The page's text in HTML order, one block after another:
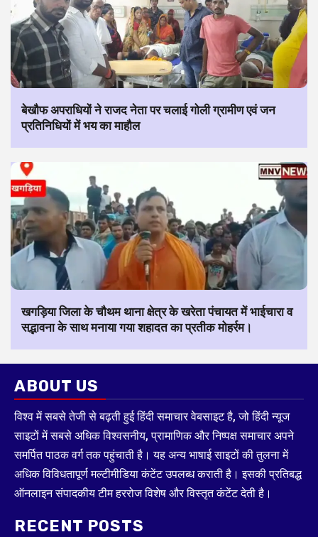
बेखौफ अपराधियों ने राजद नेता पर चलाई गोली ग्रामीण एवं जन
प्रतिनिधियों में भय का माहौल
खगड़िया जिला के चौथम थाना क्षेत्र के खरेता पंचायत में भाईचारा व
सद्भावना के साथ मनाया गया शहादत का प्रतीक मोहर्रम।
ABOUT US
विश्व में सबसे तेजी से बढ़ती हुई हिंदी समाचार वेबसाइट है, जो हिंदी न्यूज
साइटों में सबसे अधिक विश्वसनीय, प्रामाणिक और निष्पक्ष समाचार अपने
समर्पित पाठक वर्ग तक पहुंचाती है। यह अन्य भाषाई साइटों की तुलना में
अधिक विविधतापूर्ण मल्टीमीडिया कंटेंट उपलब्ध कराती है। इसकी प्रतिबद्ध
ऑनलाइन संपादकीय टीम हररोज विशेष और विस्तृत कंटेंट देती है।
RECENT POSTS